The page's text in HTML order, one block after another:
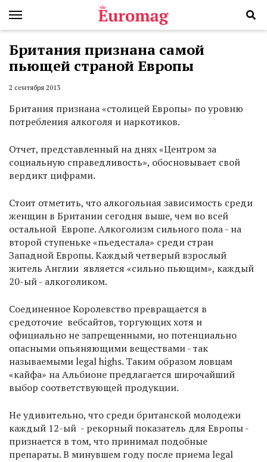
Британия признана самой
пьющей страной Европы
2 сентября 2013
Британия признана «столицей Европы» по уровню
потребления алкоголя и наркотиков.
Отчет, представленный на днях «Центром за
социальную справедливость», обосновывает свой
вердикт цифрами.
Стоит отметить, что алкогольная зависимость среди
женщин в Британии сегодня выше, чем во всей
остальной Европе. Алкоголизм сильного пола - на
второй ступеньке «пьедестала» среди стран
Западной Европы. Каждый четверый взрослый
житель Англии является «сильно пьющим», каждый
20-ый - алкоголиком.
Соединенное Королевство превращается в
средоточие вебсайтов, торгующих хотя и
официально не запрещенными, но потенциально
опасными опьяняющими веществами - так
называемыми legal highs. Таким образом ловцам
«кайфа» на Альбионе предлагается широчайший
выбор соответствующей продукции.
Не удивительно, что среди британской молодежи
каждый 12-ый - рекорный показатель для Европы -
признается в том, что принимал подобные
препараты. В минувшем году после приема legal